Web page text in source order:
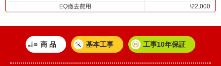
EQ撤去費用
\22,000
商 品 基本工事 工事10年保証